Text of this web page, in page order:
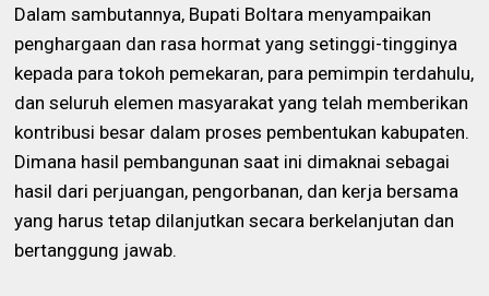
Dalam sambutannya, Bupati Boltara menyampaikan
penghargaan dan rasa hormat yang setinggi-tingginya
kepada para tokoh pemekaran, para pemimpin terdahulu,
dan seluruh elemen masyarakat yang telah memberikan
kontribusi besar dalam proses pembentukan kabupaten.
Dimana hasil pembangunan saat ini dimaknai sebagai
hasil dari perjuangan, pengorbanan, dan kerja bersama
yang harus tetap dilanjutkan secara berkelanjutan dan
bertanggung jawab.